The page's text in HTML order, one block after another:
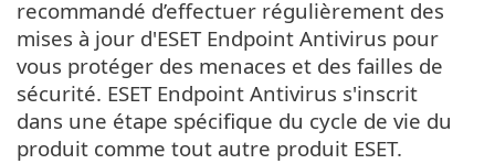
recommandé d’effectuer régulièrement des
mises à jour d'ESET Endpoint Antivirus pour
vous protéger des menaces et des failles de
sécurité. ESET Endpoint Antivirus s'inscrit
dans une étape spécifique du cycle de vie du
produit comme tout autre produit ESET.